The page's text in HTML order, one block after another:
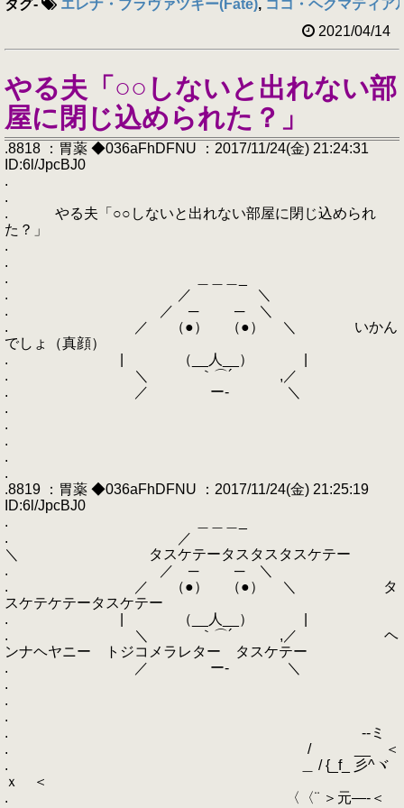
タグ- エレナ・ブラヴァツキー(Fate), ココ・ヘクマティア
2021/04/14
やる夫「○○しないと出れない部
屋に閉じ込められた？」
.8818 ：胃薬 ◆036aFhDFNU ：2017/11/24(金) 21:24:31
ID:6l/JpcBJ0
.
.
. やる夫「○○しないと出れない部屋に閉じ込められ
た？」
.
.
. ＿＿＿_
. ／ ＼
. ／ ─ ─ ＼
. ／ （●） （●） ＼ いかん
でしょ（真顔）
. | （__人__） |
. ＼ ｀⌒´ ,／
. ／ ー‐ ＼
.
.
.
.
.
.8819 ：胃薬 ◆036aFhDFNU ：2017/11/24(金) 21:25:19
ID:6l/JpcBJ0
. ＿＿＿_
. ／
＼ タスケテータスタスタスケテー
. ／ ─ ─ ＼
. ／ （●） （●） ＼ タ
スケテケテータスケテー
. | （__人__） |
. ＼ ｀⌒´ ,／ ヘ
ンナヘヤニー トジコメラレター タスケテー
. ／ ー‐ ＼
.
.
.
. --ミ
. / __ ＜
. ＿ / {_f_ 彡^ヾ
ｘ ＜
. 〈〈¨ ＞元―-＜